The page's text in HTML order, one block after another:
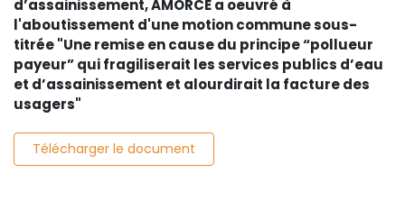
d’assainissement, AMORCE a oeuvré à
l'aboutissement d'une motion commune sous-
titrée "Une remise en cause du principe “pollueur
payeur” qui fragiliserait les services publics d’eau
et d’assainissement et alourdirait la facture des
usagers"
Télécharger le document